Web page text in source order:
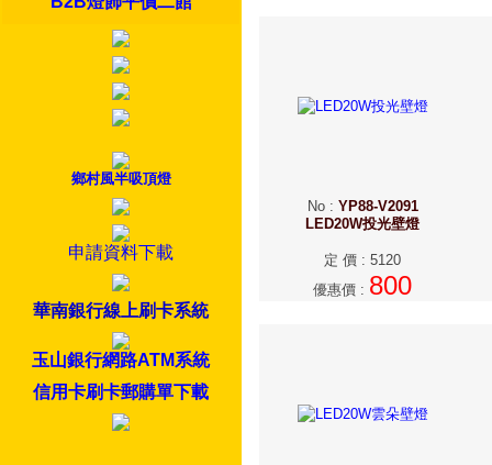
鄉村風半吸頂燈
申請資料下載
華南銀行線上刷卡系統
玉山銀行網路ATM系統
信用卡刷卡郵購單下載
No: YP88-V2091
LED20W投光壁燈
定 價 : 5120
優惠價 : 800